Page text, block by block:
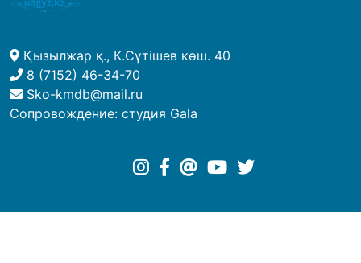
Қызылжар қ., К.Сүтішев көш. 40
8 (7152) 46-34-70
Sko-kmdb@mail.ru
Сопровождение: студия Gala